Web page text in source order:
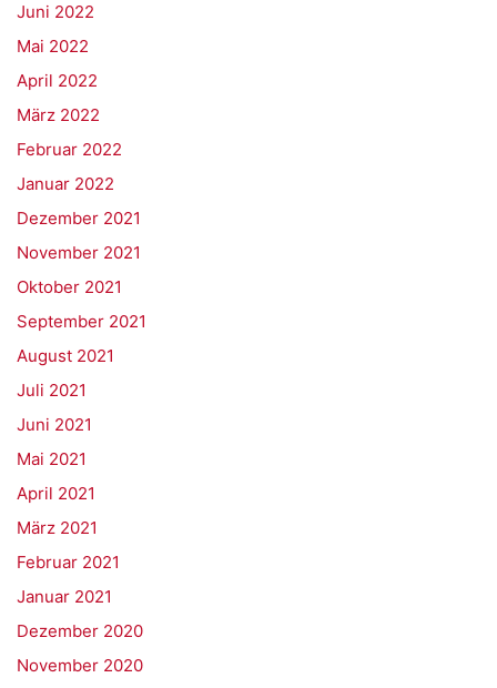
Juni 2022
Mai 2022
April 2022
März 2022
Februar 2022
Januar 2022
Dezember 2021
November 2021
Oktober 2021
September 2021
August 2021
Juli 2021
Juni 2021
Mai 2021
April 2021
März 2021
Februar 2021
Januar 2021
Dezember 2020
November 2020